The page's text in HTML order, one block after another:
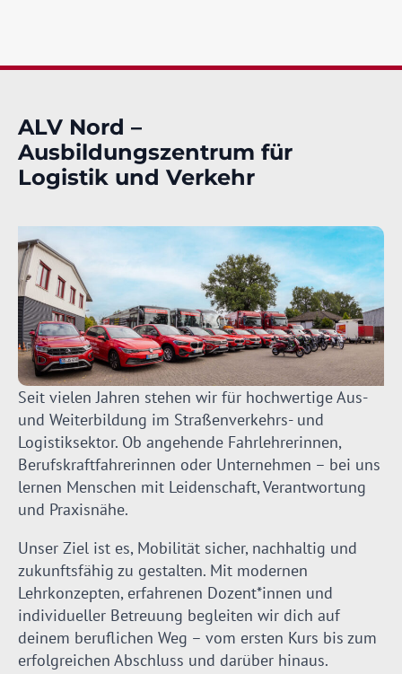
ALV Nord –
Ausbildungszentrum für
Logistik und Verkehr
Seit vielen Jahren stehen wir für hochwertige Aus-
und Weiterbildung im Straßenverkehrs- und
Logistiksektor. Ob angehende Fahrlehrerinnen,
Berufskraftfahrerinnen oder Unternehmen – bei uns
lernen Menschen mit Leidenschaft, Verantwortung
und Praxisnähe.
Unser Ziel ist es, Mobilität sicher, nachhaltig und
zukunftsfähig zu gestalten. Mit modernen
Lehrkonzepten, erfahrenen Dozent*innen und
individueller Betreuung begleiten wir dich auf
deinem beruflichen Weg – vom ersten Kurs bis zum
erfolgreichen Abschluss und darüber hinaus.